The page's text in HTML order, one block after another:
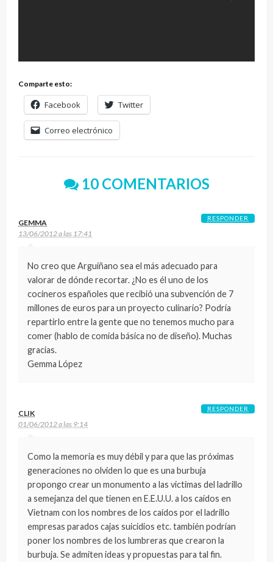
Comparte esto:
Facebook Twitter
Correo electrónico
10 COMENTARIOS
GEMMA
13/06/2012 a las 17:41
No creo que Arguiñano sea el más adecuado para
valorar de dónde recortar. ¿No es él uno de los
cocineros españoles que recibió una subvención de 7
millones de euros para un proyecto culinario? Podría
repartirlo entre la gente que no tenemos mucho para
comer (hablo de comida básica no de diseño). Muchas
gracias.
Gemma López
RESPONDER
CLIK
01/06/2012 a las 9:14
Como la memoria es muy débil y para que las próximas
generaciones no olviden lo que es una burbuja
propongo crear un monumento a las victimas del ladrillo
a semejanza del que tienen en E.E.U.U. a los caídos en
Vietnam con los nombres de los caídos por el ladrillo
empresas parados cajas suicidios etc. también podrían
poner los nombres de los lumbreras que crearon la
burbuja. Se admiten ideas y propuestas para tal fin.
RESPONDER